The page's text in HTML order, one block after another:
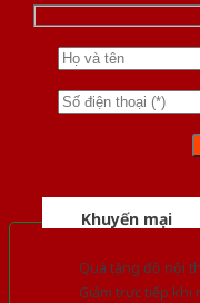
Khuyến mại
Quà tặng đồ nội
Giảm trực tiếp